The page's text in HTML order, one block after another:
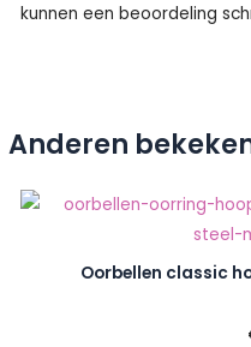
kunnen een beoordeling
Anderen
Oorbellen classic